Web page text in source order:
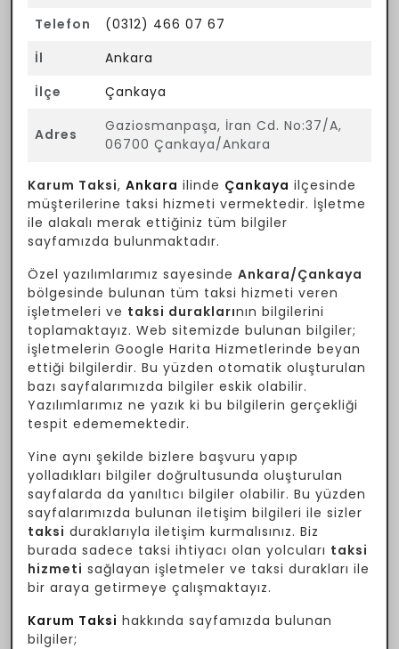
Telefon
(0312) 466 07 67
İl
Ankara
İlçe
Çankaya
Adres
Gaziosmanpaşa, İran Cd. No:37/A,
06700 Çankaya/Ankara
Karum Taksi, Ankara ilinde Çankaya ilçesinde
müşterilerine taksi hizmeti vermektedir. İşletme
ile alakalı merak ettiğiniz tüm bilgiler
sayfamızda bulunmaktadır.
Özel yazılımlarımız sayesinde Ankara/Çankaya
bölgesinde bulunan tüm taksi hizmeti veren
işletmeleri ve taksi duraklarının bilgilerini
toplamaktayız. Web sitemizde bulunan bilgiler;
işletmelerin Google Harita Hizmetlerinde beyan
ettiği bilgilerdir. Bu yüzden otomatik oluşturulan
bazı sayfalarımızda bilgiler eskik olabilir.
Yazılımlarımız ne yazık ki bu bilgilerin gerçekliği
tespit edememektedir.
Yine aynı şekilde bizlere başvuru yapıp
yolladıkları bilgiler doğrultusunda oluşturulan
sayfalarda da yanıltıcı bilgiler olabilir. Bu yüzden
sayfalarımızda bulunan iletişim bilgileri ile sizler
taksi duraklarıyla iletişim kurmalısınız. Biz
burada sadece taksi ihtiyacı olan yolcuları taksi
hizmeti sağlayan işletmeler ve taksi durakları ile
bir araya getirmeye çalışmaktayız.
Karum Taksi hakkında sayfamızda bulunan
bilgiler;